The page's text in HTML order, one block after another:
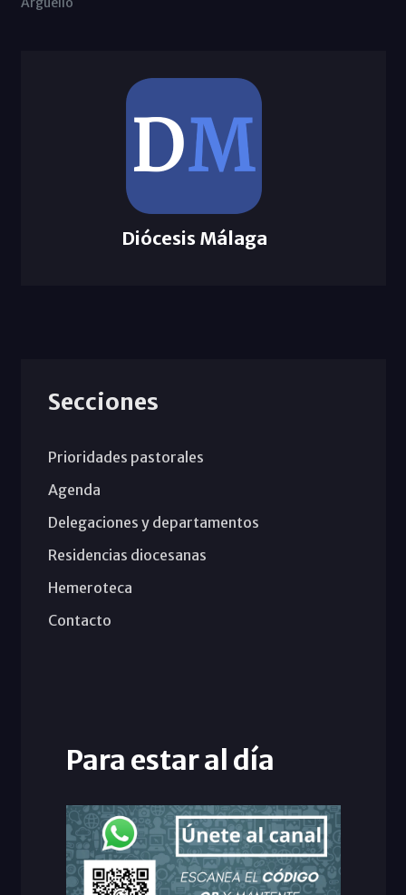
Diócesis Málaga
Secciones
Prioridades pastorales
Agenda
Delegaciones y departamentos
Residencias diocesanas
Hemeroteca
Contacto
Para estar al día